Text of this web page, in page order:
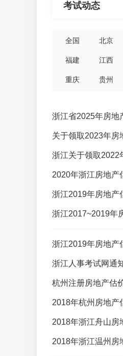
考试动态
全国 北京
福建 江西
重庆 贵州
浙江省2025年房地
关于领取2023年房
浙江关于领取2022
2020年浙江房地产
浙江2019年房地产
浙江2017~2019年
浙江2019年房地产
浙江人事考试网通
杭州注册房地产估
2018年杭州房地产
2018年浙江舟山房
2018年浙江温州房